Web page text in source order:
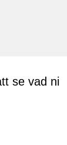
se vad ni